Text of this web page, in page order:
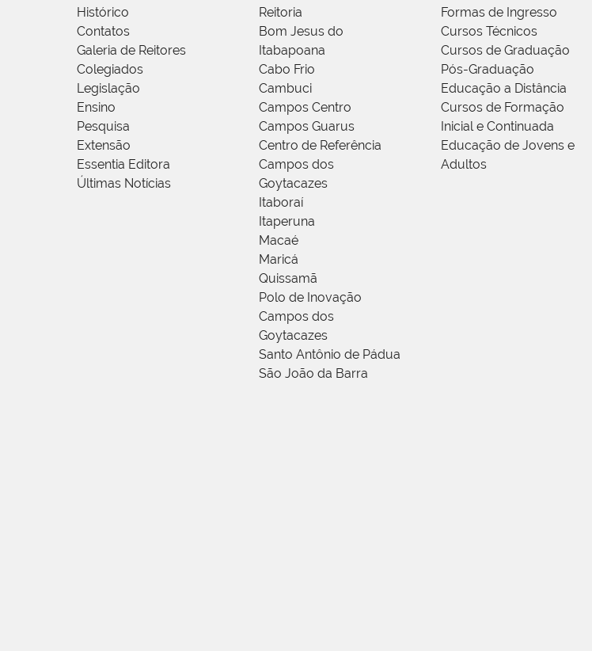
Histórico
Contatos
Galeria de Reitores
Colegiados
Legislação
Ensino
Pesquisa
Extensão
Essentia Editora
Últimas Notícias
Reitoria
Bom Jesus do
Itabapoana
Cabo Frio
Cambuci
Campos Centro
Campos Guarus
Centro de Referência
Campos dos
Goytacazes
Itaboraí
Itaperuna
Macaé
Maricá
Quissamã
Polo de Inovação
Campos dos
Goytacazes
Santo Antônio de Pádua
São João da Barra
Formas de Ingresso
Cursos Técnicos
Cursos de Graduação
Pós-Graduação
Educação a Distância
Cursos de Formação
Inicial e Continuada
Educação de Jovens e
Adultos